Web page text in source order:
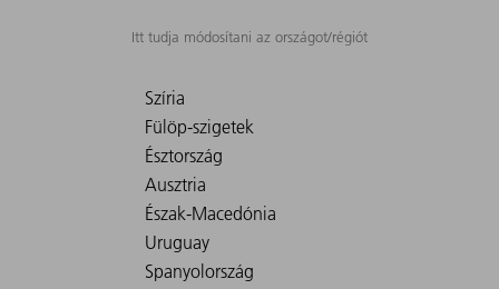
Itt tudja módosítani az országot/régiót